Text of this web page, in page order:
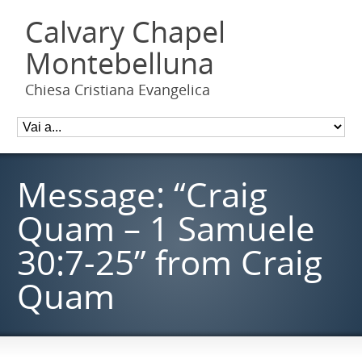
Calvary Chapel
Montebelluna
Chiesa Cristiana Evangelica
Message: “Craig
Quam – 1 Samuele
30:7-25” from Craig
Quam